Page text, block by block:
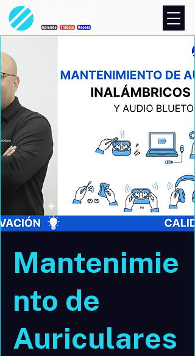
Mantenimie
nto de
Auriculares